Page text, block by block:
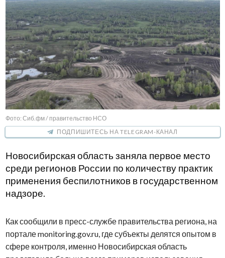
Фото: Сиб.фм / правительство НСО
ПОДПИШИТЕСЬ НА TELEGRAM-КАНАЛ
Новосибирская область заняла первое место
среди регионов России по количеству практик
применения беспилотников в государственном
надзоре.
Как сообщили в пресс-службе правительства региона, на
портале monitoring.gov.ru, где субъекты делятся опытом в
сфере контроля, именно Новосибирская область